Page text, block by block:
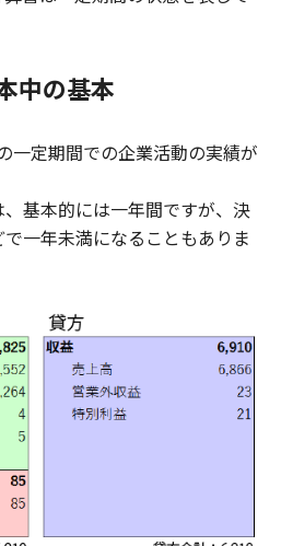
中の基本
一定期間での企業活動の実績が
基本的には一年間ですが、決
一年未満になることもありま